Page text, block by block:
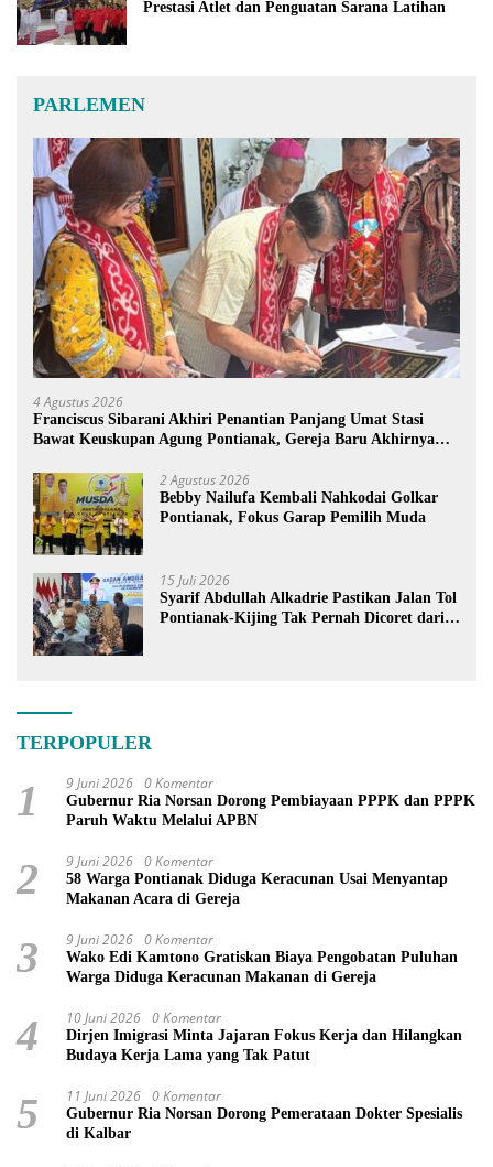
Prestasi Atlet dan Penguatan Sarana Latihan
PARLEMEN
4 Agustus 2026
Franciscus Sibarani Akhiri Penantian Panjang Umat Stasi
Bawat Keuskupan Agung Pontianak, Gereja Baru Akhirnya
2 Agustus 2026
Bebby Nailufa Kembali Nahkodai Golkar
Pontianak, Fokus Garap Pemilih Muda
15 Juli 2026
Syarif Abdullah Alkadrie Pastikan Jalan Tol
Pontianak-Kijing Tak Pernah Dicoret dari
TERPOPULER
1 9 Juni 2026 0 Komentar
Gubernur Ria Norsan Dorong Pembiayaan PPPK dan PPPK
Paruh Waktu Melalui APBN
2 9 Juni 2026 0 Komentar
58 Warga Pontianak Diduga Keracunan Usai Menyantap
Makanan Acara di Gereja
3 9 Juni 2026 0 Komentar
Wako Edi Kamtono Gratiskan Biaya Pengobatan Puluhan
Warga Diduga Keracunan Makanan di Gereja
4 10 Juni 2026 0 Komentar
Dirjen Imigrasi Minta Jajaran Fokus Kerja dan Hilangkan
Budaya Kerja Lama yang Tak Patut
5 11 Juni 2026 0 Komentar
Gubernur Ria Norsan Dorong Pemerataan Dokter Spesialis
di Kalbar